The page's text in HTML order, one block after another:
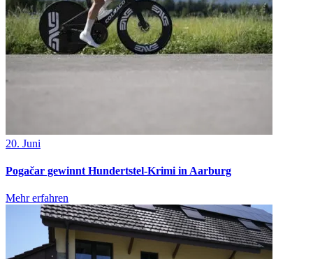
20. Juni
Pogačar gewinnt Hundertstel-Krimi in Aarburg
Mehr erfahren